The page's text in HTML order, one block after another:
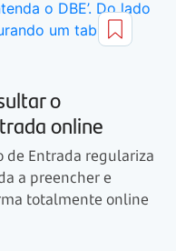
o
online
de Entrada regulariza
a preencher e
totalmente online